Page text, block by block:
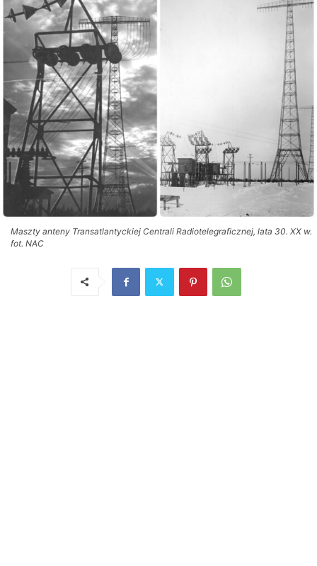
Maszty anteny Transatlantyckiej Centrali Radiotelegraficznej, lata 30. XX w.
fot. NAC